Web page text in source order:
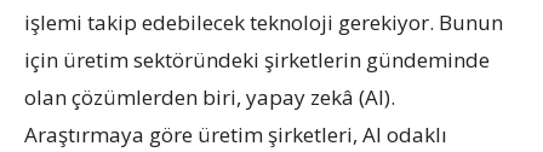
işlemi takip edebilecek teknoloji gerekiyor. Bunun
için üretim sektöründeki şirketlerin gündeminde
olan çözümlerden biri, yapay zekâ (AI).
Araştırmaya göre üretim şirketleri, AI odaklı